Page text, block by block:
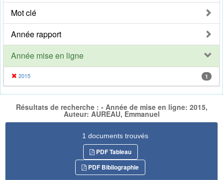
Mot clé
Année rapport
Année mise en ligne
2015 1
Résultats de recherche : - Année de mise en ligne: 2015,
Auteur: AUREAU, Emmanuel
1 documents trouvés
PDF Tableau
PDF Bibliographie